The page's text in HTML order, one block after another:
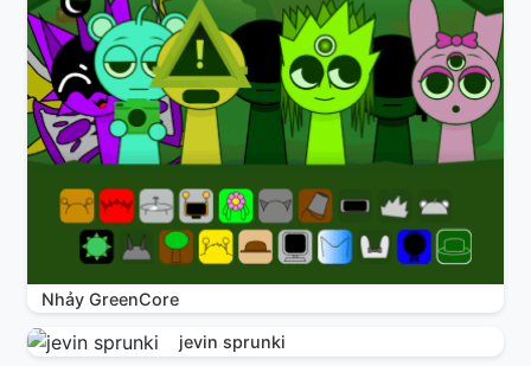
Nhảy GreenCore
jevin sprunki